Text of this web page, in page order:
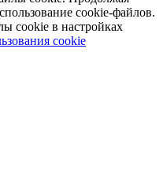
cookie-файлов.
cookie в настройках
cookie